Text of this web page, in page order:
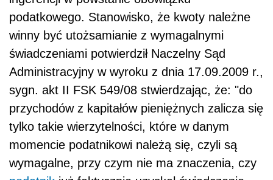
podatnikjuż faktycznie uzyskał świadczenie
wynikające z takiej wierzytelności, czy też
jeszcze nie”.
Uwzględniając powyższe, zdaniem Sądu,
"przychodem należnym", o jakim mowa w art.
17 ust. 1 pkt 6 lit. a) u.p.d.f . (w brzmieniu
obowiązującym przed dniem. 1.01.2016 r.),
jest wymagalna kwota należności
przysługująca podatnikowi z tytułu zbycia akcji,